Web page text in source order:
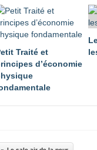
Traité et
d’économie